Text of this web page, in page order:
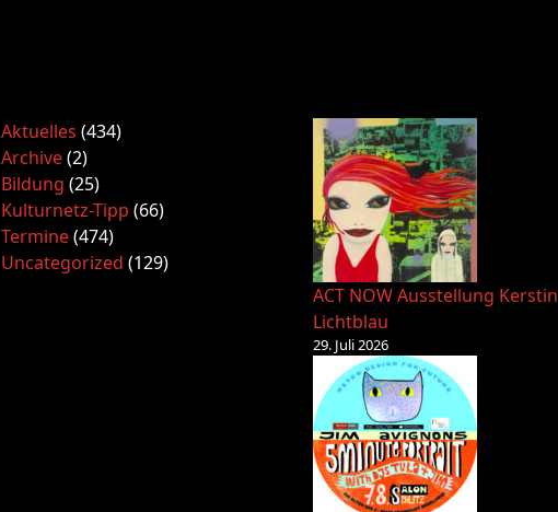
Aktuelles (434)
Archive(2)
Bildung (25)
Kulturnetz-Tipp (66)
Termine(474)
Uncategorized (129)
ACT NOW Ausstellung Kerstin
Lichtblau
29. Juli 2026